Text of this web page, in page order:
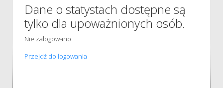
Dane o statystach dostępne są
tylko dla upoważnionych osób.
Nie zalogowano
Przejdź do logowania